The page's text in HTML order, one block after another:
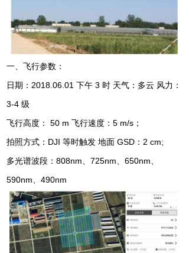
一、飞行参数：
日期：2018.06.01 下午 3 时 天气：多云 风力：
3-4 级
飞行高度： 50 m 飞行速度：5 m/s；
拍照方式：DJI 等时触发 地面 GSD：2 cm;
多光谱波段：808nm、725nm、650nm、
590nm、490nm